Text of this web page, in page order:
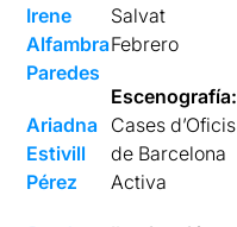
Irene
Alfambra
Paredes
Ariadna
Estivill
Pérez
Salvat
Febrero
Escenografía:
Cases d’Oficis
de Barcelona
Activa